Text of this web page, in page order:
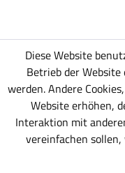
Diese Website
Betrieb der
werden. Andere
Website erhöhen,
Interaktion mit
vereinfachen